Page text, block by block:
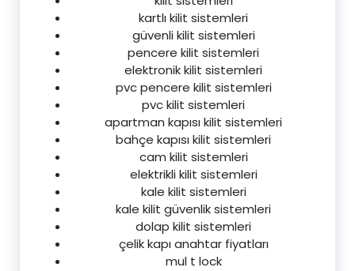
kartlı kilit sistemleri
güvenli kilit sistemleri
pencere kilit sistemleri
elektronik kilit sistemleri
pvc pencere kilit sistemleri
pvc kilit sistemleri
apartman kapısı kilit sistemleri
bahçe kapısı kilit sistemleri
cam kilit sistemleri
elektrikli kilit sistemleri
kale kilit sistemleri
kale kilit güvenlik sistemleri
dolap kilit sistemleri
çelik kapı anahtar fiyatları
mul t lock